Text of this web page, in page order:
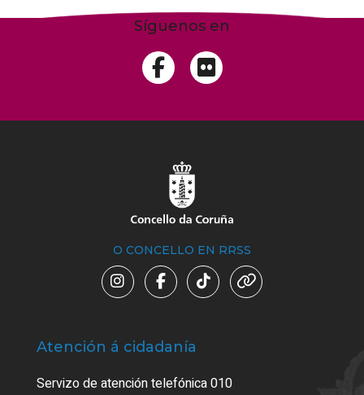
Síguenos en
O CONCELLO EN RRSS
Atención á cidadanía
Servizo de atención telefónica 010